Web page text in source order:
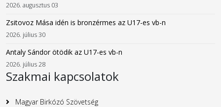
2026. augusztus 03
Zsitovoz Mása idén is bronzérmes az U17-es vb-n
2026. július 30
Antaly Sándor ötödik az U17-es vb-n
2026. július 28
Szakmai kapcsolatok
Magyar Birkózó Szövetség